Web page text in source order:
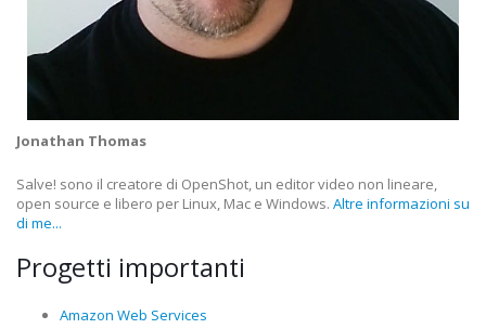
Jonathan Thomas
Salve! sono il creatore di OpenShot, un editor video non lineare,
open source e libero per Linux, Mac e Windows. Altre informazioni su
di me...
Progetti importanti
Amazon Web Services